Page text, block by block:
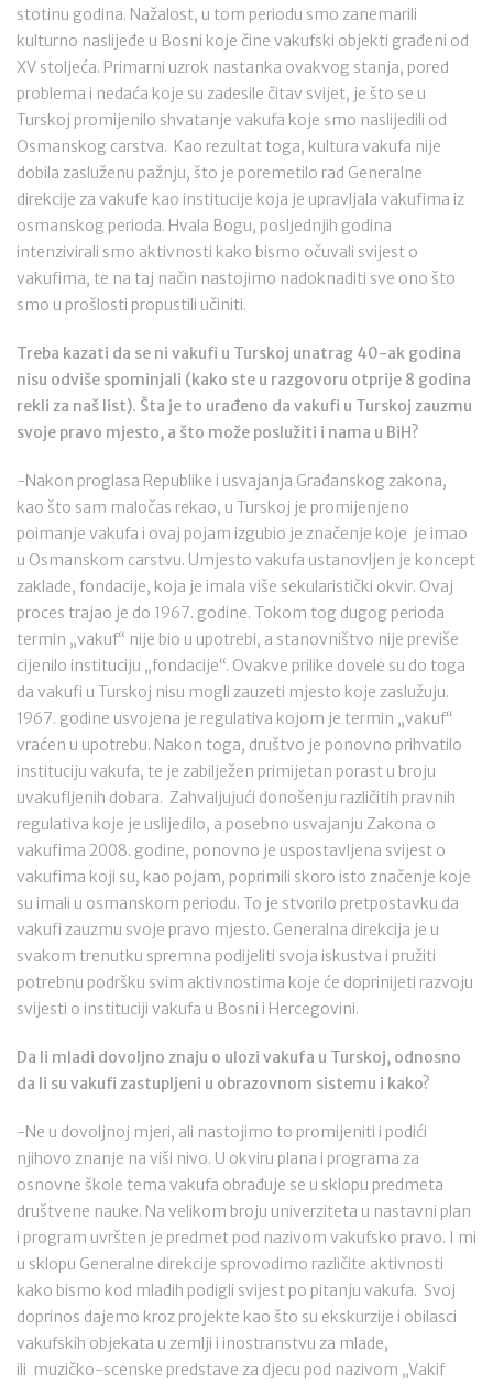
stotinu godina. Nažalost, u tom periodu smo zanemarili
kulturno naslijeđe u Bosni koje čine vakufski objekti građeni od
XV stoljeća. Primarni uzrok nastanka ovakvog stanja, pored
problema i nedaća koje su zadesile čitav svijet, je što se u
Turskoj promijenilo shvatanje vakufa koje smo naslijedili od
Osmanskog carstva. Kao rezultat toga, kultura vakufa nije
dobila zasluženu pažnju, što je poremetilo rad Generalne
direkcije za vakufe kao institucije koja je upravljala vakufima iz
osmanskog perioda. Hvala Bogu, posljednjih godina
intenzivirali smo aktivnosti kako bismo očuvali svijest o
vakufima, te na taj način nastojimo nadoknaditi sve ono što
smo u prošlosti propustili učiniti.
Treba kazati da se ni vakufi u Turskoj unatrag 40-ak godina
nisu odviše spominjali (kako ste u razgovoru otprije 8 godina
rekli za naš list). Šta je to urađeno da vakufi u Turskoj zauzmu
svoje pravo mjesto, a što može poslužiti i nama u BiH?
-Nakon proglasa Republike i usvajanja Građanskog zakona,
kao što sam maločas rekao, u Turskoj je promijenjeno
poimanje vakufa i ovaj pojam izgubio je značenje koje je imao
u Osmanskom carstvu. Umjesto vakufa ustanovljen je koncept
zaklade, fondacije, koja je imala više sekularistički okvir. Ovaj
proces trajao je do 1967. godine. Tokom tog dugog perioda
termin „vakuf“ nije bio u upotrebi, a stanovništvo nije previše
cijenilo instituciju „fondacije“. Ovakve prilike dovele su do toga
da vakufi u Turskoj nisu mogli zauzeti mjesto koje zaslužuju.
1967. godine usvojena je regulativa kojom je termin „vakuf“
vraćen u upotrebu. Nakon toga, društvo je ponovno prihvatilo
instituciju vakufa, te je zabilježen primijetan porast u broju
uvakufljenih dobara. Zahvaljujući donošenju različitih pravnih
regulativa koje je uslijedilo, a posebno usvajanju Zakona o
vakufima 2008. godine, ponovno je uspostavljena svijest o
vakufima koji su, kao pojam, poprimili skoro isto značenje koje
su imali u osmanskom periodu. To je stvorilo pretpostavku da
vakufi zauzmu svoje pravo mjesto. Generalna direkcija je u
svakom trenutku spremna podijeliti svoja iskustva i pružiti
potrebnu podršku svim aktivnostima koje će doprinijeti razvoju
svijesti o instituciji vakufa u Bosni i Hercegovini.
Da li mladi dovoljno znaju o ulozi vakufa u Turskoj, odnosno
da li su vakufi zastupljeni u obrazovnom sistemu i kako?
-Ne u dovoljnoj mjeri, ali nastojimo to promijeniti i podići
njihovo znanje na viši nivo. U okviru plana i programa za
osnovne škole tema vakufa obrađuje se u sklopu predmeta
društvene nauke. Na velikom broju univerziteta u nastavni plan
i program uvršten je predmet pod nazivom vakufsko pravo. I mi
u sklopu Generalne direkcije sprovodimo različite aktivnosti
kako bismo kod mladih podigli svijest po pitanju vakufa. Svoj
doprinos dajemo kroz projekte kao što su ekskurzije i obilasci
vakufskih objekata u zemlji i inostranstvu za mlade,
ili muzičko-scenske predstave za djecu pod nazivom „Vakif